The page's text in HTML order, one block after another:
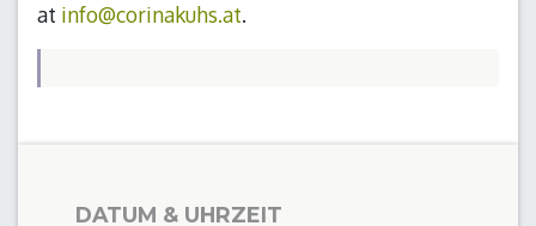
at info@corinakuhs.at.
DATUM & UHRZEIT